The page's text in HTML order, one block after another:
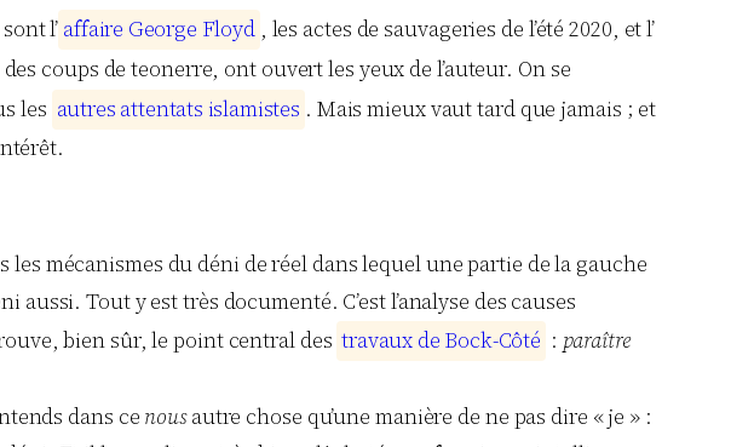
l’ affaire George Floyd , les actes de sauvageries de l’été 2020, et l’
coups de teonerre, ont ouvert les yeux de l’auteur. On se
les autres attentats islamistes . Mais mieux vaut tard que jamais ; et
mécanismes du déni de réel dans lequel une partie de la gauche
Tout y est très documenté. C’est l’analyse des causes
bien sûr, le point central des travaux de Bock-Côté : paraître
dans ce nousautre chose qu’une manière de ne pas dire « je » :